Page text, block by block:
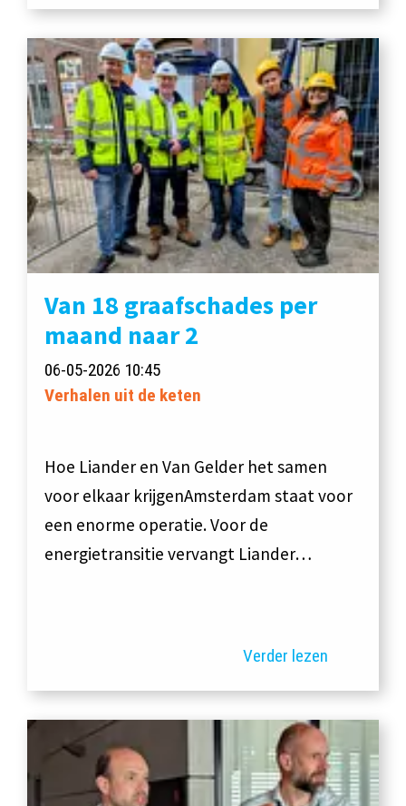
Van 18 graafschades per
maand naar 2
06-05-2026 10:45
Verhalen uit de keten
Hoe Liander en Van Gelder het samen
voor elkaar krijgenAmsterdam staat voor
een enorme operatie. Voor de
energietransitie vervangt Liander…
Verder lezen